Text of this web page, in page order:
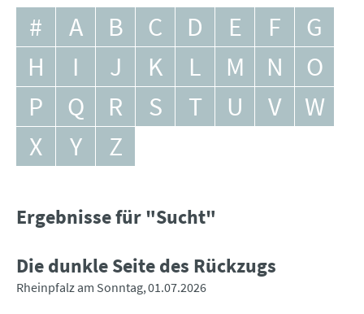
# A B C D E F
G
H
I J K L M N
O
P
Q R S T U V
W
X
Y Z
Ergebnisse für "Sucht"
Die dunkle Seite des Rückzugs
Rheinpfalz am Sonntag 01.07.2026